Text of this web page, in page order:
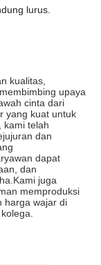
lurus.
kualitas,
upaya
cinta dari
yang kuat untuk
kami telah
dan
dapat
dan
juga
memproduksi
harga wajar di